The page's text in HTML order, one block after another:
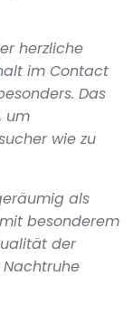
herzliche
im Contact
Das
um
wie zu
als
besonderem
der